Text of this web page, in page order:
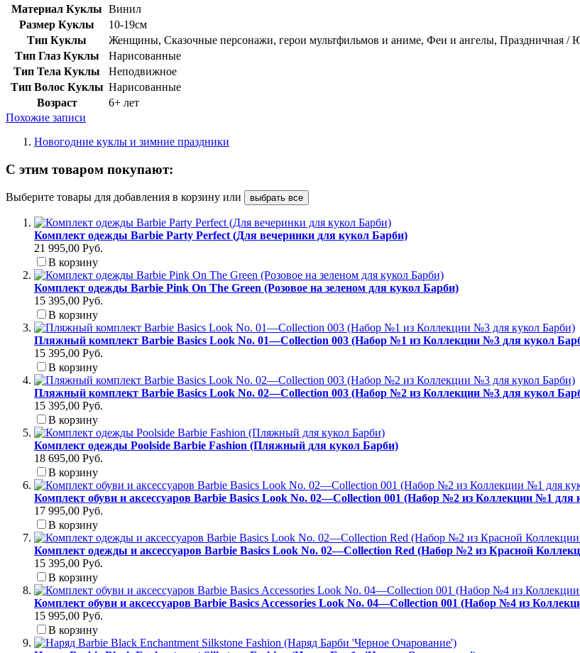
Материал Куклы Винил
Размер Куклы
10-19см
Тип Куклы
Женщины, Сказочные персонажи, герои мультфильмов и аниме, Феи и ангелы, Праздничная /
Тип Глаз Куклы
Нарисованные
Тип Тела Куклы
Неподвижное
Тип Волос Куклы Нарисованные
Возраст
6+ лет
Похожие записи
Новогодние куклы и зимние праздники
С этим товаром покупают:
Выберите товары для добавления в корзину или выбрать все
Комплект одежды Barbie Party Perfect (Для вечеринки для кукол Барби)
21 995,00 Руб.
В корзину
Комплект одежды Barbie Pink On The Green (Розовое на зеленом для кукол Барби)
15 395,00 Руб.
В корзину
Пляжный комплект Barbie Basics Look No. 01—Collection 003 (Набор №1 из Коллекции №3 для кукол
15 395,00 Руб.
В корзину
Пляжный комплект Barbie Basics Look No. 02—Collection 003 (Набор №2 из Коллекции №3 для кукол
15 395,00 Руб.
В корзину
Комплект одежды Poolside Barbie Fashion (Пляжный для кукол Барби)
18 695,00 Руб.
В корзину
Комплект обуви и аксессуаров Barbie Basics Look No. 02—Collection 001 (Набор №2 из Коллекции №1 для
17 995,00 Руб.
В корзину
Комплект одежды и аксессуаров Barbie Basics Look No. 02—Collection Red (Набор №2 из Красной
15 395,00 Руб.
В корзину
Комплект обуви и аксессуаров Barbie Basics Accessories Look No. 04—Collection 001 (Набор №4 из
15 995,00 Руб.
В корзину